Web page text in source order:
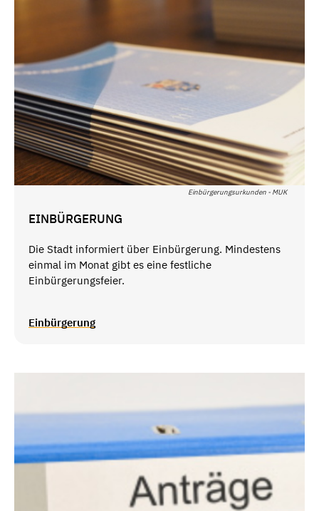
Einbürgerungsurkunden - MUK
EINBÜRGERUNG
Die Stadt informiert über Einbürgerung. Mindestens
einmal im Monat gibt es eine festliche
Einbürgerungsfeier.
Einbürgerung